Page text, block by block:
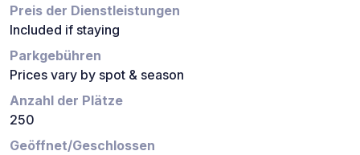
Preis der Dienstleistungen
Included if staying
Parkgebühren
Prices vary by spot & season
Anzahl der Plätze
250
Geöffnet/Geschlossen